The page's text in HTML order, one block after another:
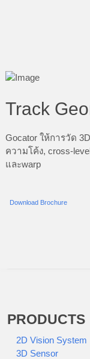
Track
Gocator ให้การวัด
ความโค้ง, cross-
และwarp
Download Brochure
PRODUCTS
2D Vision System
3D Sensor